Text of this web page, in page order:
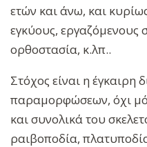
ετών και άνω, και
εγκύους, εργαζόμενους
ορθοστασία, κ.λπ..
Στόχος είναι η έγκαιρη
παραμορφώσεων, όχι
και συνολικά του
ραιβοποδία,